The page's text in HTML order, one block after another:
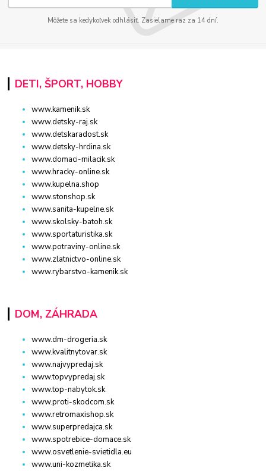
Môžete sa kedykoľvek odhlásiť. Zasielame raz za 14 dní.
DETI, ŠPORT, HOBBY
www.kamenik.sk
www.detsky-raj.sk
www.detskaradost.sk
www.detsky-hrdina.sk
www.domaci-milacik.sk
www.hracky-online.sk
www.kupelna.shop
www.stonshop.sk
www.sanita-kupelne.sk
www.skolsky-batoh.sk
www.sportaturistika.sk
www.potraviny-online.sk
www.zlatnictvo-online.sk
www.rybarstvo-kamenik.sk
DOM, ZÁHRADA
www.dm-drogeria.sk
www.kvalitnytovar.sk
www.najvypredaj.sk
www.topvypredaj.sk
www.top-nabytok.sk
www.proti-skodcom.sk
www.retromaxishop.sk
www.superpredajca.sk
www.spotrebice-domace.sk
www.osvetlenie-svietidla.eu
www.uni-kozmetika.sk